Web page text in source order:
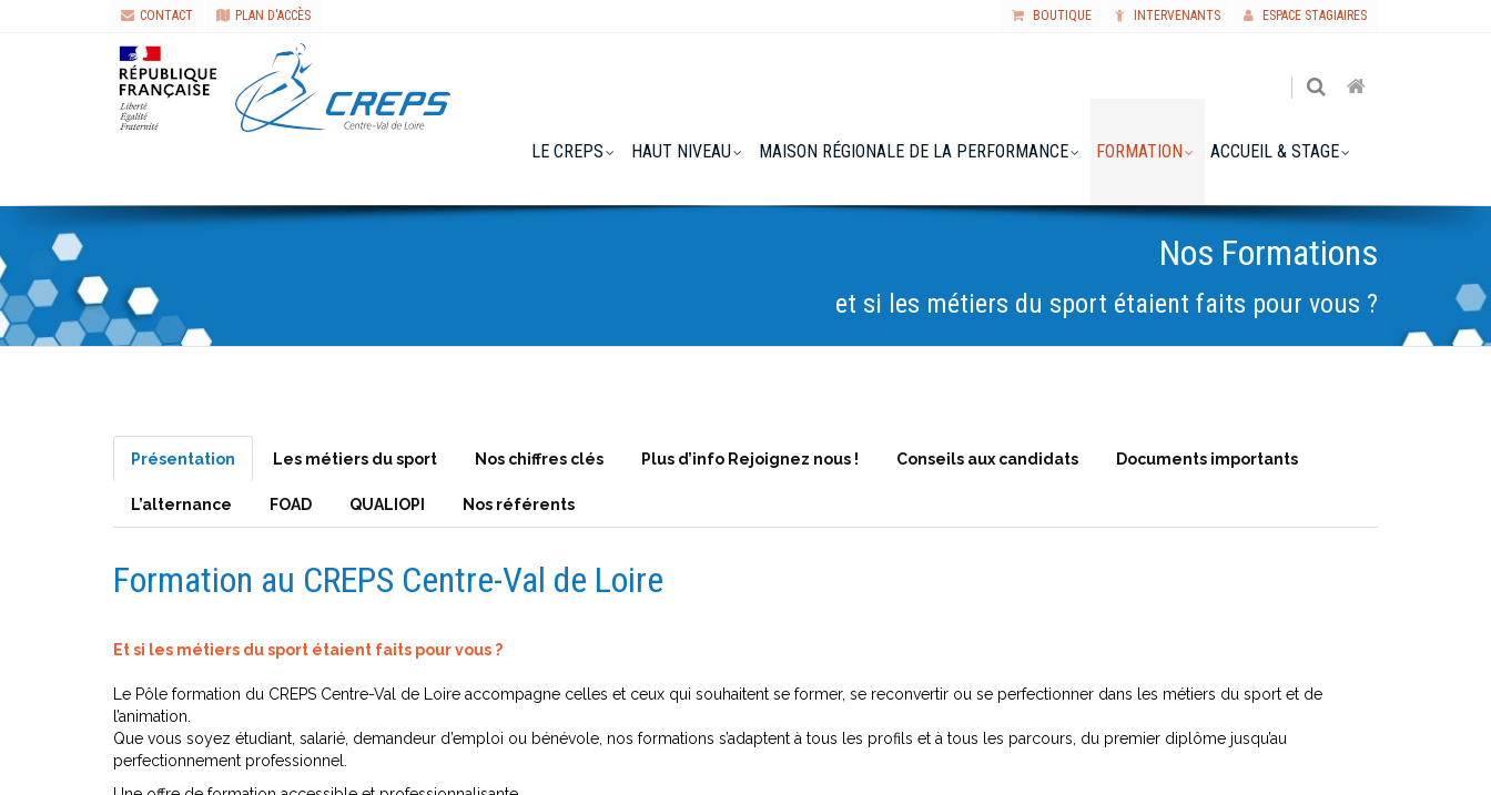
BOUTIQUE INTERVENANTS ESPACE STAGIAIRES
CONTACT PLAN D'ACCÈS
LE CREPS HAUT NIVEAU MAISON RÉGIONALE DE LA PERFORMANCE FORMATION ACCUEIL & STAGE
Nos Formations
et si les métiers du sport étaient faits pour vous ?
Présentation Les métiers du sport Nos chiffres clés Plus d’info Rejoignez nous ! Conseils aux candidats Documents importants
L’alternance FOAD QUALIOPI Nos référents
Formation au CREPS Centre-Val de Loire
Et si les métiers du sport étaient faits pour vous ?
Le Pôle formation du CREPS Centre-Val de Loire accompagne celles et ceux qui souhaitent se former, se reconvertir ou se perfectionner dans les métiers du sport et de
l’animation.
Que vous soyez étudiant, salarié, demandeur d’emploi ou bénévole, nos formations s’adaptent à tous les profils et à tous les parcours, du premier diplôme jusqu’au
perfectionnement professionnel.